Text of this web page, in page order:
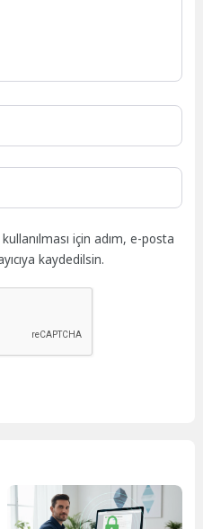
için adım, e-posta
kaydedilsin.